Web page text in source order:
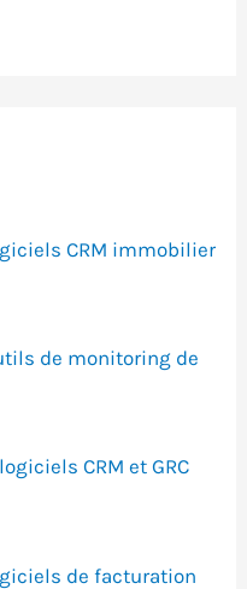
CRM immobilier
de monitoring de
CRM et GRC
de facturation